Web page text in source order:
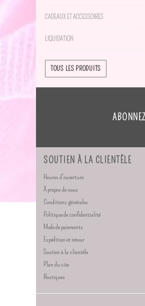
CADEAUX ET ACCESSOIRES
LIQUIDATION
TOUS LES PRODUITS
SOUTIEN À LA CLIENTÈLE
Heures d'ouverture
À propos de nous
Conditions générales
Politique de confidentialité
Mode de paiements
Expédition et retour
Soutien à la clientèle
Plan du site
Boutiques